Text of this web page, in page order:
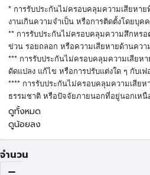
* การรับประกันไม่ครอบคลุมความเสียหาย
งานเกินความจำเป็น หรือการติดตั้งโดยบุค
** การรับประกันไม่ครอบคลุมความสึกหรอ
ข่วน รอยถลอก หรือความเสียหายด้านควา
*** การรับประกันไม่ครอบคลุมความเสียหา
ดัดแปลง แก้ไข หรือการปรับแต่งใด ๆ กับเฟ
**** การรับประกันไม่ครอบคลุมความเสียห
ธรรมชาติ หรือปัจจัยภายนอกที่อยู่นอกเห
ดูทั้งหมด
ดูน้อยลง
จำนวน